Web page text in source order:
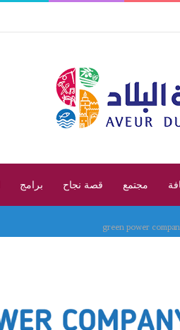
مجتمع قصة نجاح برامج
green power